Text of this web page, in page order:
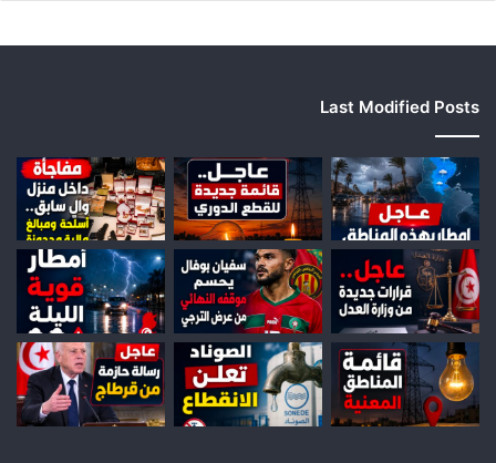
ا
Last Modified Posts